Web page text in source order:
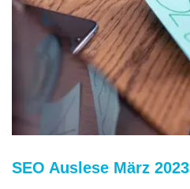
SEO Auslese März 2023